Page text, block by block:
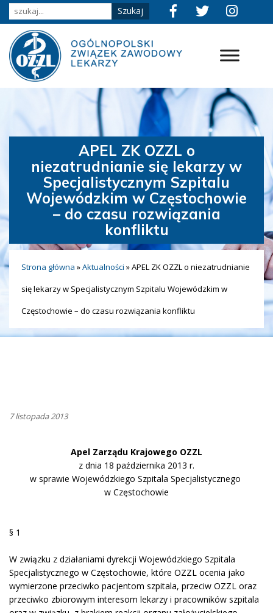
APEL ZK OZZL o
niezatrudnianie się lekarzy w
Specjalistycznym Szpitalu
Wojewódzkim w Częstochowie
– do czasu rozwiązania
konfliktu
Strona główna »Aktualności »APEL ZK OZZL o niezatrudnianie
się lekarzy w Specjalistycznym Szpitalu Wojewódzkim w
Częstochowie – do czasu rozwiązania konfliktu
7 listopada 2013
Apel Zarządu Krajowego OZZL
z dnia 18 października 2013 r.
w sprawie Wojewódzkiego Szpitala Specjalistycznego
w Częstochowie
§ 1
W związku z działaniami dyrekcji Wojewódzkiego Szpitala
Specjalistycznego w Częstochowie, które OZZL ocenia jako
wymierzone przeciwko pacjentom szpitala, przeciw OZZL oraz
przeciwko zbiorowym interesom lekarzy i pracowników szpitala